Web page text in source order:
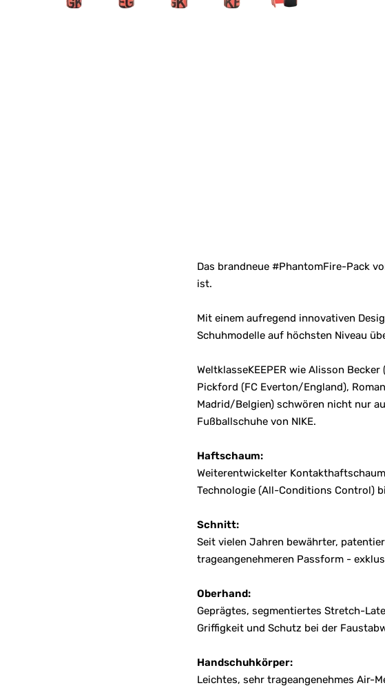
Das brandneue #PhantomFire-Pack
ist.
Mit einem aufregend innovativen
Schuhmodelle auf höchsten Niveau
WeltklasseKEEPER wie Alisson
Pickford (FC Everton/England),
Madrid/Belgien) schwören nicht nur
Fußballschuhe von NIKE.
Haftschaum:
Weiterentwickelter
Technologie (All-Conditions Control)
Schnitt:
Seit vielen Jahren bewährter,
trageangenehmeren Passform -
Oberhand:
Geprägtes, segmentiertes Stretch-
Griffigkeit und Schutz bei der
Handschuhkörper:
Leichtes, sehr trageangenehmes Air-